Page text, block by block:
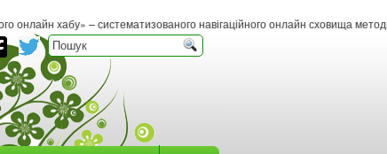
систематизованого навігаційного онлайн сховища методичних